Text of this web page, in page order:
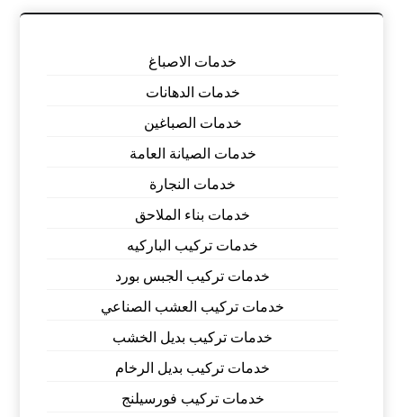
خدمات الاصباغ
خدمات الدهانات
خدمات الصباغين
خدمات الصيانة العامة
خدمات النجارة
خدمات بناء الملاحق
خدمات تركيب الباركيه
خدمات تركيب الجبس بورد
خدمات تركيب العشب الصناعي
خدمات تركيب بديل الخشب
خدمات تركيب بديل الرخام
خدمات تركيب فورسيلنج